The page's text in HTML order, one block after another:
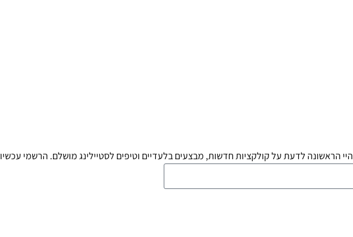
היי הראשונה לדעת על קולקציות חדשות, מבצעים בלעדיים וטיפים לסטיילינג מושלם. הרשמי עכשיו